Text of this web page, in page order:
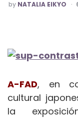
POSTED
BY
by NATALIA EIKYO
A-FAD, en
cultural
la